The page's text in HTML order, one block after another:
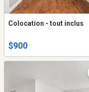
Colocation - tout inclus
$900